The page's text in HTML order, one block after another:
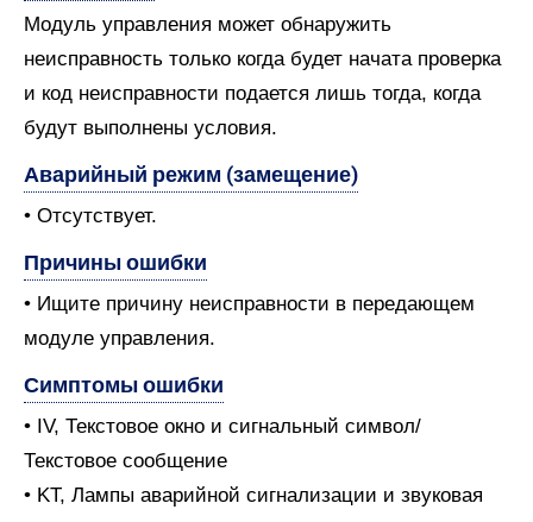
Модуль управления может обнаружить
неисправность только когда будет начата проверка
и код неисправности подается лишь тогда, когда
будут выполнены условия.
Аварийный режим (замещение)
• Отсутствует.
Причины ошибки
• Ищите причину неисправности в передающем
модуле управления.
Симптомы ошибки
• IV, Текстовое окно и сигнальный символ/
Текстовое сообщение
• KT, Лампы аварийной сигнализации и звуковая